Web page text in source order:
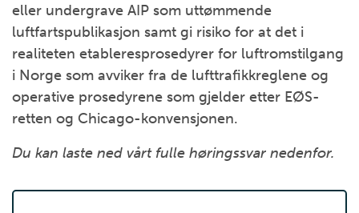
eller undergrave AIP som uttømmende
luftfartspublikasjon samt gi risiko for at det i
realiteten etableresprosedyrer for luftromstilgang
i Norge som avviker fra de lufttrafikkreglene og
operative prosedyrene som gjelder etter EØS-
retten og Chicago-konvensjonen.
Du kan laste ned vårt fulle høringssvar nedenfor.